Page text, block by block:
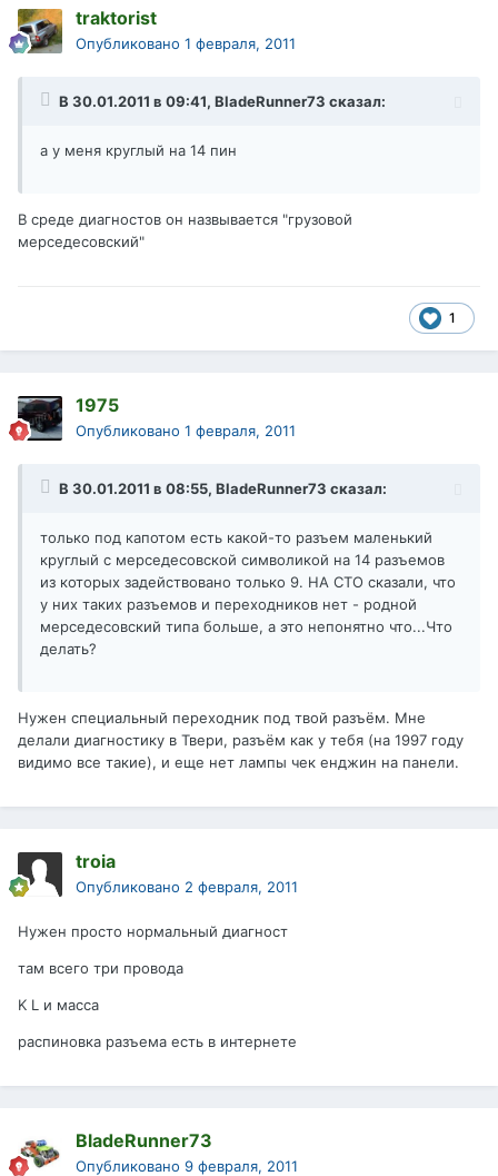
traktorist
Опубликовано 1 февраля, 2011
В 30.01.2011 в 09:41, BladeRunner73 сказал:
а у меня круглый на 14 пин
В среде диагностов он назвывается "грузовой
мерседесовский"
1
1975
Опубликовано 1 февраля, 2011
В 30.01.2011 в 08:55, BladeRunner73 сказал:
только под капотом есть какой-то разъем маленький
круглый с мерседесовской символикой на 14 разъемов
из которых задействовано только 9. НА СТО сказали, что
у них таких разъемов и переходников нет - родной
мерседесовский типа больше, а это непонятно что...Что
делать?
Нужен специальный переходник под твой разъём. Мне
делали диагностику в Твери, разъём как у тебя (на 1997 году
видимо все такие), и еще нет лампы чек енджин на панели.
troia
Опубликовано 2 февраля, 2011
Нужен просто нормальный диагност
там всего три провода
K L и масса
распиновка разъема есть в интернете
BladeRunner73
Опубликовано 9 февраля, 2011